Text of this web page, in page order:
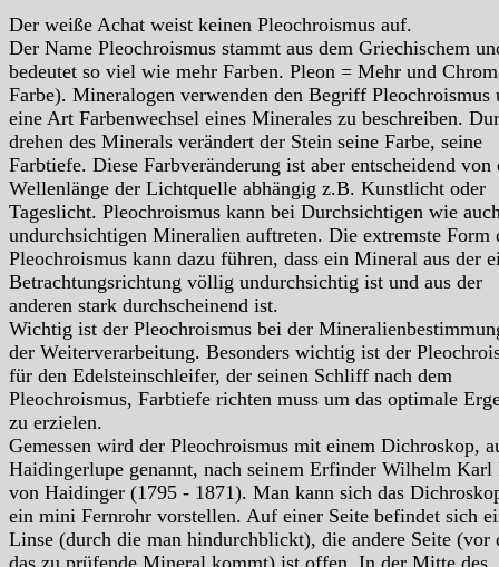
Der weiße Achat weist keinen Pleochroismus auf.
Der Name Pleochroismus stammt aus dem Griechischem
bedeutet so viel wie mehr Farben. Pleon = Mehr und
Farbe). Mineralogen verwenden den Begriff Pleochroismus
eine Art Farbenwechsel eines Minerales zu beschreiben.
drehen des Minerals verändert der Stein seine Farbe, seine
Farbtiefe. Diese Farbveränderung ist aber entscheidend von
Wellenlänge der Lichtquelle abhängig z.B. Kunstlicht oder
Tageslicht. Pleochroismus kann bei Durchsichtigen wie
undurchsichtigen Mineralien auftreten. Die extremste Form
Pleochroismus kann dazu führen, dass ein Mineral aus der
Betrachtungsrichtung völlig undurchsichtig ist und aus der
anderen stark durchscheinend ist.
Wichtig ist der Pleochroismus bei der
der Weiterverarbeitung. Besonders wichtig ist der
für den Edelsteinschleifer, der seinen Schliff nach dem
Pleochroismus, Farbtiefe richten muss um das optimale
zu erzielen.
Gemessen wird der Pleochroismus mit einem Dichroskop,
Haidingerlupe genannt, nach seinem Erfinder Wilhelm Karl
von Haidinger (1795 - 1871). Man kann sich das
ein mini Fernrohr vorstellen. Auf einer Seite befindet sich
Linse (durch die man hindurchblickt), die andere Seite (vor